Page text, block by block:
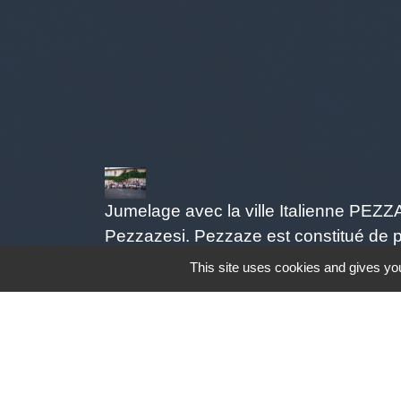
Jumelage avec la ville Italienne
Pezzazesi. Pezzaze est constitué de
Mentions légales
This site uses cookies and gives